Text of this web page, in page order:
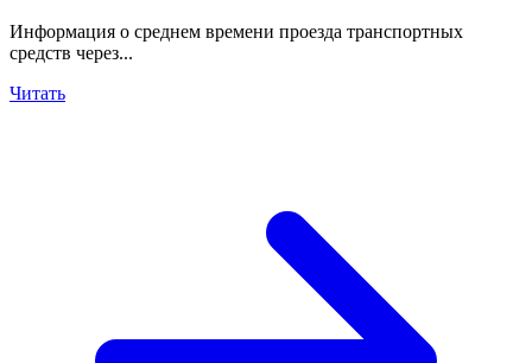
Информация о среднем времени проезда транспортных
средств через...
Читать